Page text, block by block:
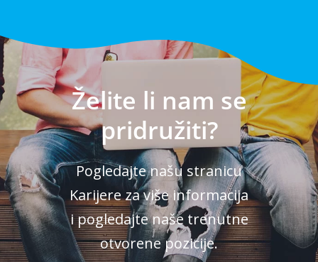
Želite li nam se
pridružiti?
Pogledajte našu stranicu
Karijere za više informacija
i pogledajte naše trenutne
otvorene pozicije.